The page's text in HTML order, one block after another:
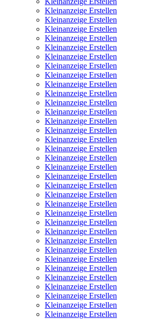
Kleinanzeige Erstellen
Kleinanzeige Erstellen
Kleinanzeige Erstellen
Kleinanzeige Erstellen
Kleinanzeige Erstellen
Kleinanzeige Erstellen
Kleinanzeige Erstellen
Kleinanzeige Erstellen
Kleinanzeige Erstellen
Kleinanzeige Erstellen
Kleinanzeige Erstellen
Kleinanzeige Erstellen
Kleinanzeige Erstellen
Kleinanzeige Erstellen
Kleinanzeige Erstellen
Kleinanzeige Erstellen
Kleinanzeige Erstellen
Kleinanzeige Erstellen
Kleinanzeige Erstellen
Kleinanzeige Erstellen
Kleinanzeige Erstellen
Kleinanzeige Erstellen
Kleinanzeige Erstellen
Kleinanzeige Erstellen
Kleinanzeige Erstellen
Kleinanzeige Erstellen
Kleinanzeige Erstellen
Kleinanzeige Erstellen
Kleinanzeige Erstellen
Kleinanzeige Erstellen
Kleinanzeige Erstellen
Kleinanzeige Erstellen
Kleinanzeige Erstellen
Kleinanzeige Erstellen